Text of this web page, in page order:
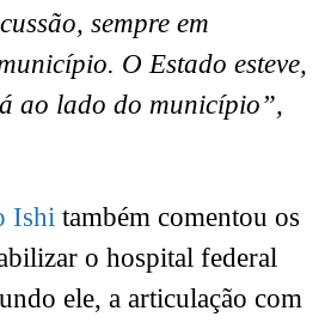
sempre em
O Estado esteve,
ao lado do município”,
Ishi também comentou os
o hospital federal
ele, a articulação com